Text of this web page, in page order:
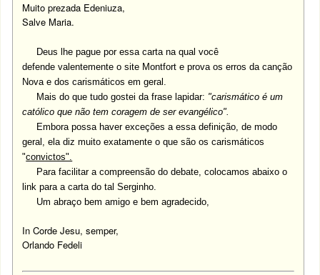
Muito prezada Edeniuza,
Salve Maria.
Deus lhe pague por essa carta na qual você
defende valentemente o site Montfort e prova os erros da canção
Nova e dos carismáticos em geral.
Mais do que tudo gostei da frase lapidar: "carismático é um
católico que não tem coragem de ser evangélico".
Embora possa haver exceções a essa definição, de modo
geral, ela diz muito exatamente o que são os carismáticos
"convictos".
Para facilitar a compreensão do debate, colocamos abaixo o
link para a carta do tal Serginho.
Um abraço bem amigo e bem agradecido,
In Corde Jesu, semper,
Orlando Fedeli